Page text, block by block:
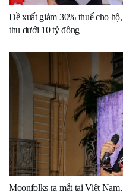
Đề xuất giảm 30% thuế cho
thu dưới 10 tỷ đồng
Moonfolks ra mắt tại Việt